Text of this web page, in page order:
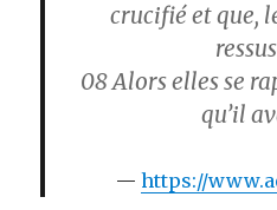
crucifié et que,
08Alors elles se
qu’il
https://